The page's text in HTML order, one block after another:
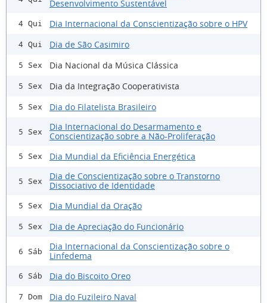
Desenvolvimento Sustentável
4 Qui Dia Internacional da Conscientização sobre o HPV
4 Qui Dia de São Casimiro
5 Sex Dia Nacional da Música Clássica
5 Sex Dia da Integração Cooperativista
5 Sex Dia do Filatelista Brasileiro
5 Sex
Dia Internacional do Desarmamento e
Conscientização sobre a Não-Proliferação
5 Sex Dia Mundial da Eficiência Energética
5 Sex
Dia de Conscientização sobre o Transtorno
Dissociativo de Identidade
5 Sex Dia Mundial da Oração
5 Sex Dia de Apreciação do Funcionário
6 Sáb
Dia Internacional da Conscientização sobre o
Linfedema
6 Sáb Dia do Biscoito Oreo
7 Dom Dia do Fuzileiro Naval